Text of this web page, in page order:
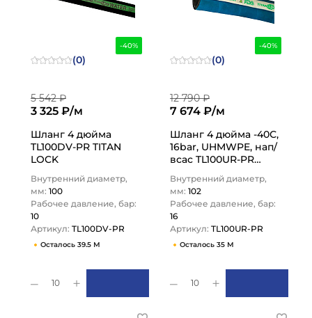
-40%
(0)
5 542 ₽
3 325 ₽/м
Шланг 4 дюйма
TL100DV-PR TITAN
LOCK
Внутренний диаметр,
мм: 100
Рабочее давление, бар:
10
Артикул: TL100DV-PR
Осталось 39.5 М
10
-40%
(0)
12 790 ₽
7 674 ₽/м
Шланг 4 дюйма -40С,
16bar, UHMWPE, нап/
всас TL100UR-PR
Внутренний диаметр,
мм: 102
Рабочее давление, бар:
16
Артикул: TL100UR-PR
Осталось 35 М
10